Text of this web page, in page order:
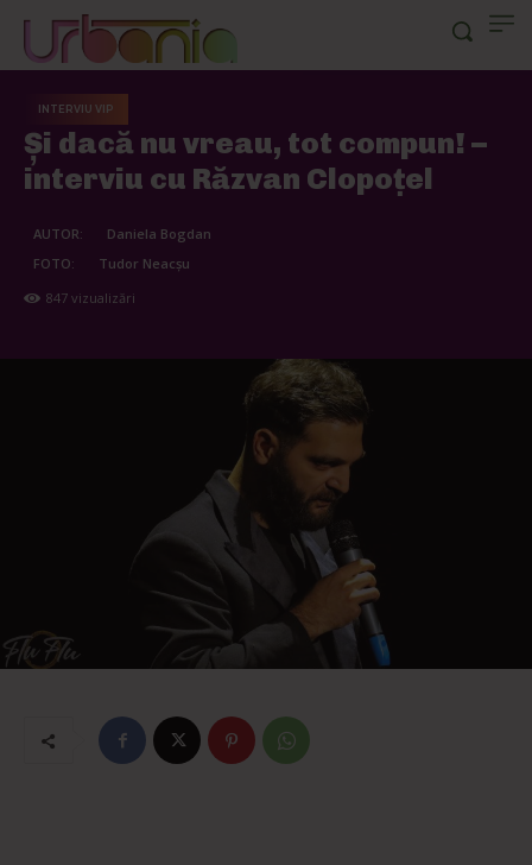
INTERVIU VIP
Şi dacă nu vreau, tot compun! –
interviu cu Răzvan Clopoţel
AUTOR:
Daniela Bogdan
FOTO:
Tudor Neacșu
847 vizualizări